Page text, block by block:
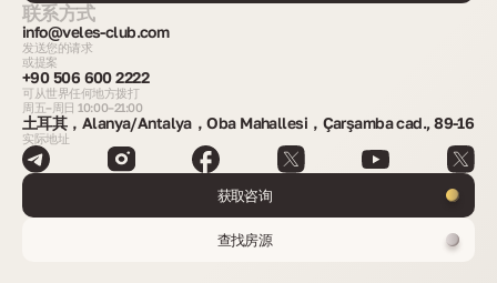
联系方式
info@veles-club.com
发送您的请求
或提案
+90 506 600 2222
可从世界任何地方拨打
周五–周日 10:00–21:00
土耳其，Alanya/Antalya，Oba Mahallesi，Çarşamba cad., 89-16
实际地址
获取咨询
查找房源